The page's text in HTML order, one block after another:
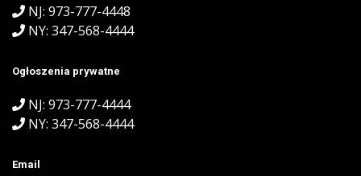
NJ: 973-777-4448
NY: 347-568-4444
Ogłoszenia prywatne
NJ: 973-777-4444
NY: 347-568-4444
Email